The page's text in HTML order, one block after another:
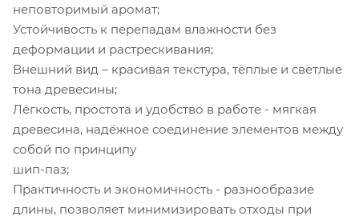
неповторимый аромат;
Устойчивость к перепадам влажности без
деформации и растрескивания;
Внешний вид – красивая текстура, тёплые и светлые
тона древесины;
Лёгкость, простота и удобство в работе - мягкая
древесина, надёжное соединение элементов между
собой по принципу
шип-паз;
Практичность и экономичность - разнообразие
длины, позволяет минимизировать отходы при